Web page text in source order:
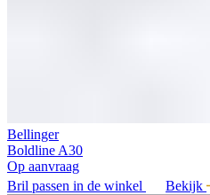
Bellinger
Boldline A30
Op aanvraag
Bril passen in de winkel
Bekijk